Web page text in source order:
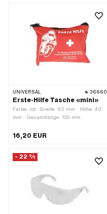
UNIVERSAL 36660
Erste-Hilfe Tasche «mini»
Farbe: rot · Breite: 95 mm · Höhe: 40
mm · Gesamtlänge: 130 mm
16,20 EUR
- 22 %